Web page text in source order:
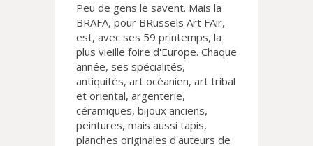
Peu de gens le savent. Mais la
BRAFA, pour BRussels Art FAir,
est, avec ses 59 printemps, la
plus vieille foire d'Europe. Chaque
année, ses spécialités,
antiquités, art océanien, art tribal
et oriental, argenterie,
céramiques, bijoux anciens,
peintures, mais aussi tapis,
planches originales d'auteurs de